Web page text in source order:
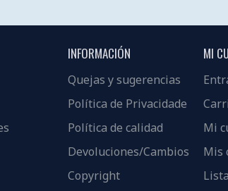
INFORMACIÓN
Quejas y sugerencias
Política de Privacidade
Política de calidad
Devoluciones/Cambios
Copyright
MI
Mi
Mis